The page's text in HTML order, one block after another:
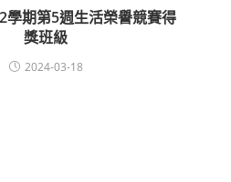
學期第5週生活榮譽競賽得
獎班級
2024-03-18